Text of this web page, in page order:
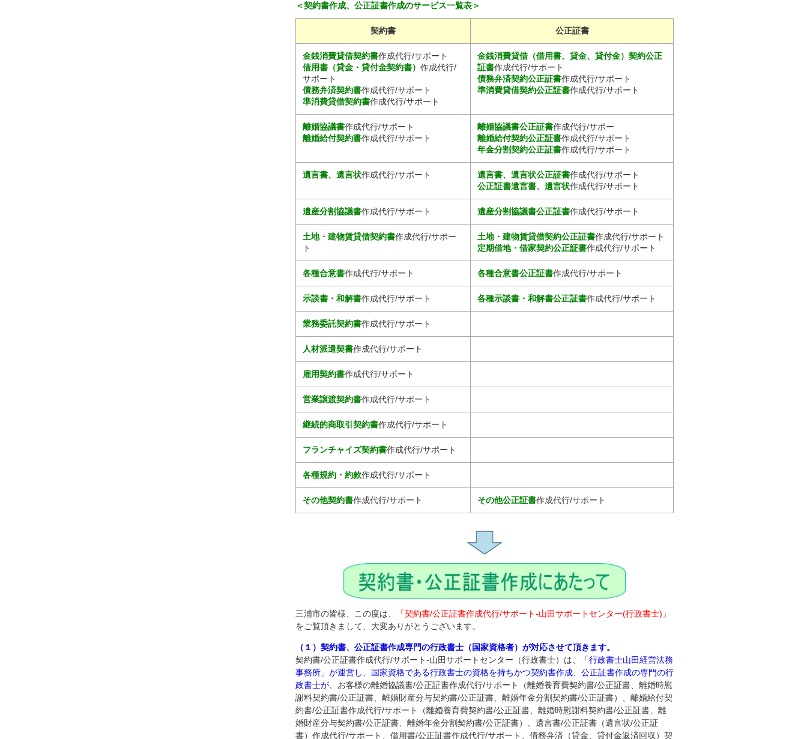
＜契約書作成、公正証書作成のサービス一覧表＞
契約書 公正証書
金銭消費貸借契約書作成代行/サポート
借用書（貸金・貸付金契約書）作成代行/
サポート
債務弁済契約書作成代行/サポート
準消費貸借契約書作成代行/サポート
金銭消費貸借（借用書、貸金、貸付金）契約公正
証書作成代行/サポート
債務弁済契約公正証書作成代行/サポート
準消費貸借契約公正証書作成代行/サポート
離婚協議書作成代行/サポート
離婚給付契約書作成代行/サポート
離婚協議書公正証書作成代行/サポー
離婚給付契約公正証書作成代行/サポート
年金分割契約公正証書作成代行/サポート
遺言書、遺言状作成代行/サポート 遺言書、遺言状公正証書作成代行/サポート
公正証書遺言書、遺言状作成代行/サポート
遺産分割協議書作成代行/サポート 遺産分割協議書公正証書作成代行/サポート
土地・建物賃貸借契約書作成代行/サポー
ト
土地・建物賃貸借契約公正証書作成代行/サポート
定期借地・借家契約公正証書作成代行/サポート
各種合意書作成代行/サポート 各種合意書公正証書作成代行/サポート
示談書・和解書作成代行/サポート 各種示談書・和解書公正証書作成代行/サポート
業務委託契約書作成代行/サポート
人材派遣契書作成代行/サポート
雇用契約書作成代行/サポート
営業譲渡契約書作成代行/サポート
継続的商取引契約書作成代行/サポート
フランチャイズ契約書作成代行/サポート
各種規約・約款作成代行/サポート
その他契約書作成代行/サポート その他公正証書作成代行/サポート
三浦市の皆様、この度は、
「契約書/公正証書作成代行/サポート‐山田サポートセンター(行政書士)」
をご覧頂きまして、大変ありがとうございます。
（１）契約書、公正証書作成専門の行政書士（国家資格者）が対応させて頂きます。
契約書/公正証書作成代行/サポート-山田サポートセンター（行政書士）は、
「行政書士山田経営法務
事務所」が運営し、国家資格である行政書士の資格を持ちかつ契約書作成、公正証書作成の専門の行
政書士が、お客様の離婚協議書/公正証書作成代行/サポート（離婚養育費契約書/公正証書、離婚時慰
謝料契約書/公正証書、離婚財産分与契約書/公正証書、離婚年金分割契約書/公正証書）、離婚給付契
約書/公正証書作成代行/サポート（離婚養育費契約書/公正証書、離婚時慰謝料契約書/公正証書、離
婚財産分与契約書/公正証書、離婚年金分割契約書/公正証書）、遺言書/公正証書（遺言状/公正証
書）作成代行/サポート、借用書/公正証書作成代行/サポート、債務弁済（貸金、貸付金返済回収）契